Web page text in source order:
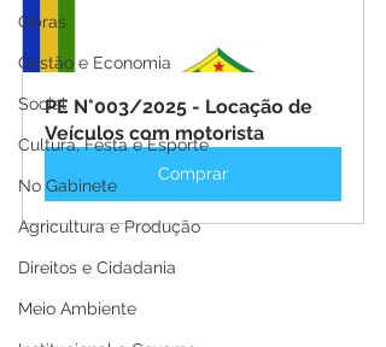
Obras
Gestão e Economia
Social
Cultura, Festa e Esporte
No Gabinete
Agricultura e Produção
Direitos e Cidadania
Meio Ambiente
PE N°003/2025 - Locação de
Veículos com motorista
Comprar